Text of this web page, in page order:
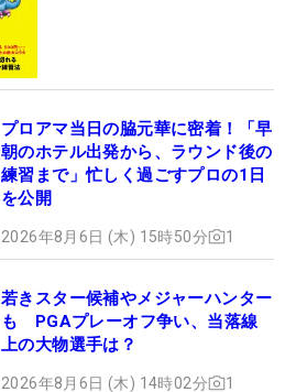
プロアマ当日の脇元華に密着！「早
朝のホテル出発から、ラウンド後の
練習まで」忙しく過ごすプロの1日
を公開
2026年8月6日 (木) 15時50分 1
若きスター候補やメジャーハンター
も PGAプレーオフ争い、当落線
上の大物選手は？
2026年8月6日 (木) 14時02分 1